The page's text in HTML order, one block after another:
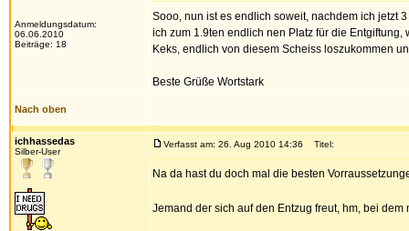
Anmeldungsdatum:
06.06.2010
Beiträge: 18
Sooo, nun ist es endlich soweit, nachdem ich jetzt
ich zum 1.9ten endlich nen Platz für die
Keks, endlich von diesem Scheiss loszukommen
Beste Grüße Wortstark
Nach oben
ichhassedas
Silber-User
Verfasst am: 26. Aug 2010 14:36 Titel:
Na da hast du doch mal die besten
Jemand der sich auf den Entzug freut, hm, bei